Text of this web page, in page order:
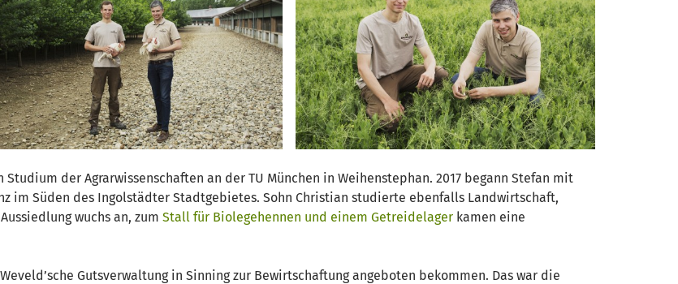
der Agrarwissenschaften an der TU München in Weihenstephan. 2017 begann Stefan mit
im Süden des Ingolstädter Stadtgebietes. Sohn Christian studierte ebenfalls Landwirtschaft,
wuchs an, zum Stall für Biolegehennen und einem Getreidelager kamen eine
Gutsverwaltung in Sinning zur Bewirtschaftung angeboten bekommen. Das war die